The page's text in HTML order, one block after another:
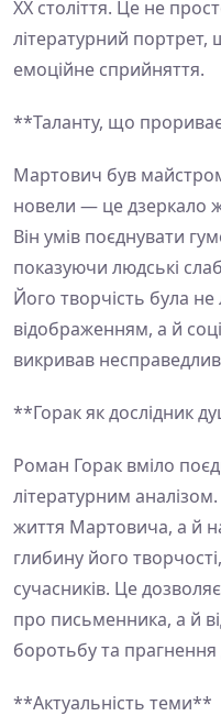
XX століття. Це не
літературний портрет,
емоційне сприйняття.
**Таланту, що
Мартович був
новели — це дзеркало
Він умів поєднувати
показуючи людські
Його творчість була
відображенням, а й
викривав
**Горак як дослідник
Роман Горак вміло
літературним
життя Мартовича, а й
глибину його
сучасників. Це
про письменника, а й
боротьбу та прагнення
**Актуальність теми**